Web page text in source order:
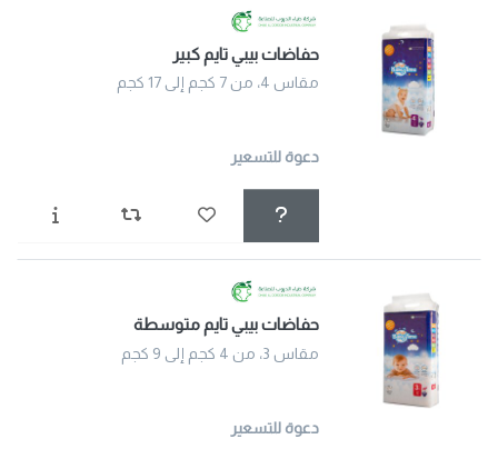
حفاضات بيبي تايم كبير
مقاس 4، من 7 كجم إلى 17 كجم
دعوة للتسعير
حفاضات بيبي تايم متوسطة
مقاس 3، من 4 كجم إلى 9 كجم
دعوة للتسعير